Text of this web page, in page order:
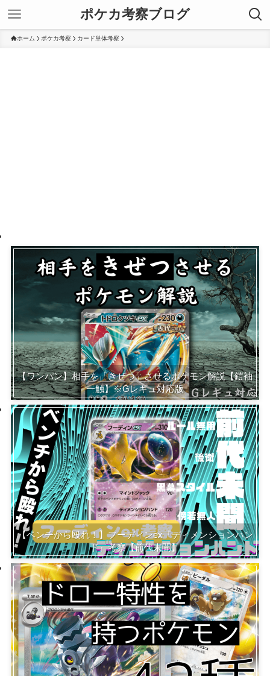
ポケカ考察ブログ
ホーム ポケカ考察 カード単体考察
【ワンパン】相手を「きぜつ」させるポケモン解説【鎧袖
一触】※Gレギュ対応版
【ベンチから殴れ！】フーディンex『ディメンションハン
ド』考察【前代未聞】